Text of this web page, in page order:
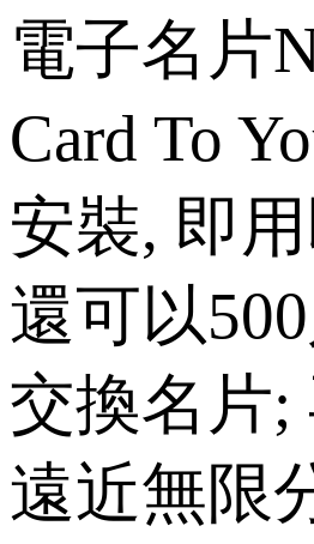
電子名片
Card To
安裝, 即
還可以
交換名片;
遠近無限